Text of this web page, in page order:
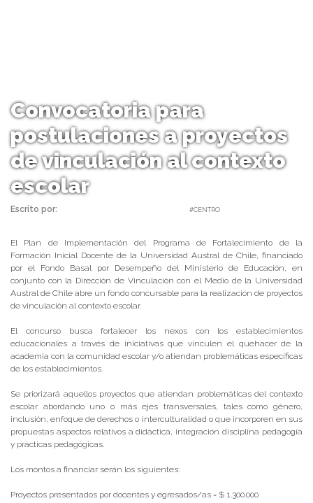
Convocatoria para
postulaciones a proyectos
de vinculación al contexto
escolar
Escrito por: #CENTRO
El Plan de Implementación del Programa de Fortalecimiento de la
Formación Inicial Docente de la Universidad Austral de Chile, financiado
por el Fondo Basal por Desempeño del Ministerio de Educación, en
conjunto con la Dirección de Vinculación con el Medio de la Universidad
Austral de Chile abre un fondo concursable para la realización de proyectos
de vinculación al contexto escolar.
El concurso busca fortalecer los nexos con los establecimientos
educacionales a través de iniciativas que vinculen el quehacer de la
academia con la comunidad escolar y/o atiendan problemáticas específicas
de los establecimientos.
Se priorizará aquellos proyectos que atiendan problemáticas del contexto
escolar abordando uno o más ejes transversales, tales como género,
inclusión, enfoque de derechos o interculturalidad o que incorporen en sus
propuestas aspectos relativos a didáctica, integración disciplina pedagogía
y prácticas pedagógicas.
Los montos a financiar serán los siguientes:
Proyectos presentados por docentes y egresados/as = $ 1.300.000